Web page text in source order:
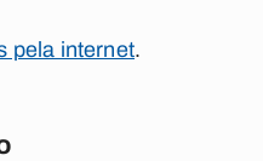
pela internet.